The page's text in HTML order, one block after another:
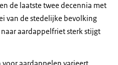
de laatste twee decennia met
van de stedelijke bevolking
aardappelfriet sterk stijgt